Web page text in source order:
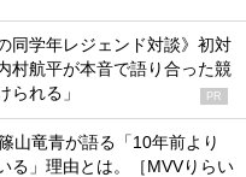
同学年レジェンド対談》初対
村航平が本音で語り合った競
られる」
PR
山竜青が語る「10年前より
る」理由とは。［MVVりらい